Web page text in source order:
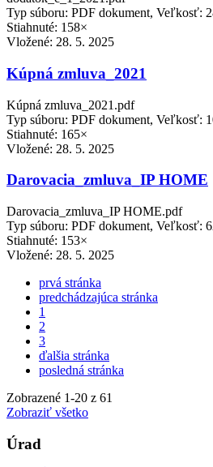
Typ súboru: PDF dokument, Veľkosť:
Stiahnuté: 158×
Vložené: 28. 5. 2025
Kúpná zmluva_2021
Kúpná zmluva_2021.pdf
Typ súboru: PDF dokument, Veľkosť:
Stiahnuté: 165×
Vložené: 28. 5. 2025
Darovacia_zmluva_IP HOME
Darovacia_zmluva_IP HOME.pdf
Typ súboru: PDF dokument, Veľkosť:
Stiahnuté: 153×
Vložené: 28. 5. 2025
prvá stránka
predchádzajúca stránka
1
2
3
ďalšia stránka
posledná stránka
Zobrazené 1-20 z 61
Zobraziť všetko
Úrad